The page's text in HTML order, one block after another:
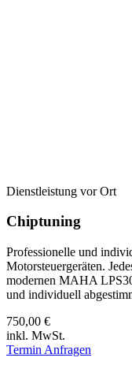
Dienstleistung vor Ort
Chiptuning
Professionelle und
Motorsteuergeräten.
modernen MAHA
und individuell
750,00 €
inkl. MwSt.
Termin Anfragen